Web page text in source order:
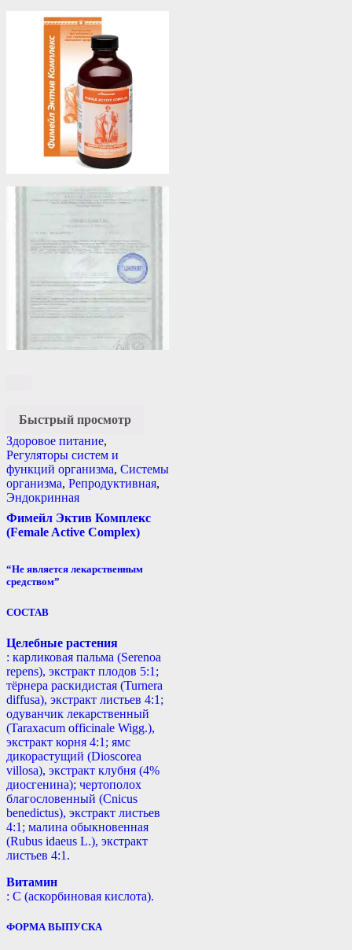
Быстрый просмотр
Здоровое питание,
Регуляторы систем и
функций организма, Системы
организма, Репродуктивная,
Эндокринная
Фимейл Эктив Комплекс
(Female Active Complex)
“Не является лекарственным
средством”
СОСТАВ
Целебные растения
: карликовая пальма (Serenoa
repens), экстракт плодов 5:1;
тёрнера раскидистая (Turnera
diffusa), экстракт листьев 4:1;
одуванчик лекарственный
(Taraxacum officinale Wigg.),
экстракт корня 4:1; ямс
дикорастущий (Dioscorea
villosa), экстракт клубня (4%
диосгенина); чертополох
благословенный (Cnicus
benedictus), экстракт листьев
4:1; малина обыкновенная
(Rubus idaeus L.), экстракт
листьев 4:1.
Витамин
: С (аскорбиновая кислота).
ФОРМА ВЫПУСКА